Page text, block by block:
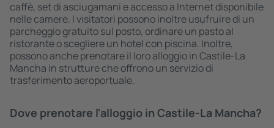
caffè, set di asciugamani e accesso a Internet disponibile
nelle camere. I visitatori possono inoltre usufruire di un
parcheggio gratuito sul posto, ordinare un pasto al
ristorante o scegliere un hotel con piscina. Inoltre,
possono anche prenotare il loro alloggio in Castile-La
Mancha in strutture che offrono un servizio di
trasferimento aeroportuale.
Dove prenotare l'alloggio in Castile-La Mancha?